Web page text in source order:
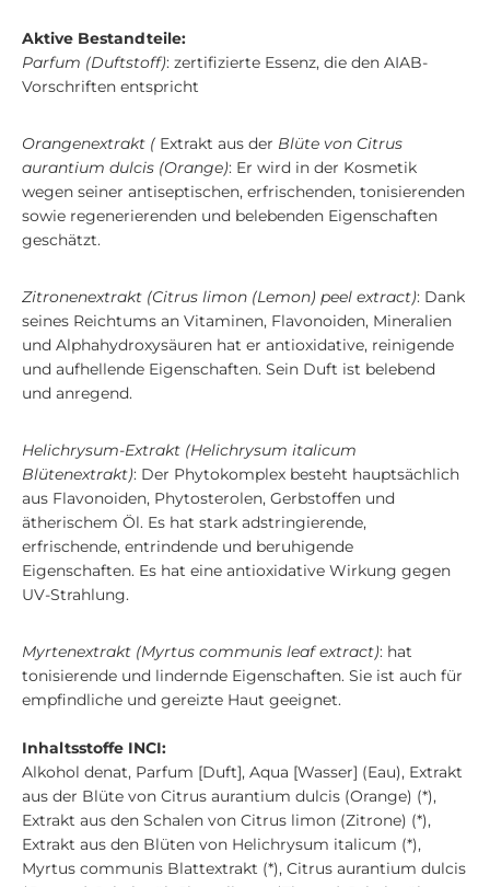
Aktive Bestandteile:
Parfum (Duftstoff): zertifizierte Essenz, die den AIAB-
Vorschriften entspricht
Orangenextrakt ( Extrakt aus der Blüte von Citrus
aurantium dulcis (Orange): Er wird in der Kosmetik
wegen seiner antiseptischen, erfrischenden, tonisierenden
sowie regenerierenden und belebenden Eigenschaften
geschätzt.
Zitronenextrakt (Citrus limon (Lemon) peel extract): Dank
seines Reichtums an Vitaminen, Flavonoiden, Mineralien
und Alphahydroxysäuren hat er antioxidative, reinigende
und aufhellende Eigenschaften. Sein Duft ist belebend
und anregend.
Helichrysum-Extrakt (Helichrysum italicum
Blütenextrakt): Der Phytokomplex besteht hauptsächlich
aus Flavonoiden, Phytosterolen, Gerbstoffen und
ätherischem Öl. Es hat stark adstringierende,
erfrischende, entrindende und beruhigende
Eigenschaften. Es hat eine antioxidative Wirkung gegen
UV-Strahlung.
Myrtenextrakt (Myrtus communis leaf extract): hat
tonisierende und lindernde Eigenschaften. Sie ist auch für
empfindliche und gereizte Haut geeignet.
Inhaltsstoffe INCI:
Alkohol denat, Parfum [Duft], Aqua [Wasser] (Eau), Extrakt
aus der Blüte von Citrus aurantium dulcis (Orange) (*),
Extrakt aus den Schalen von Citrus limon (Zitrone) (*),
Extrakt aus den Blüten von Helichrysum italicum (*),
Myrtus communis Blattextrakt (*), Citrus aurantium dulcis